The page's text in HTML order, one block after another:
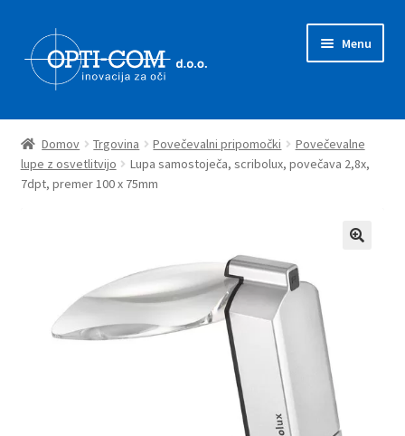
Skip
to
navigation
Skip
to
content
Menu
Prodajni program
menu
Novice
Expand
Kontakt
Domov Trgovina Povečevalni pripomočki
Povečevalne
lupe z osvetlitvijo
Lupa samostoječa, scribolux, povečava 2,8x,
7dpt, premer 100 x 75mm